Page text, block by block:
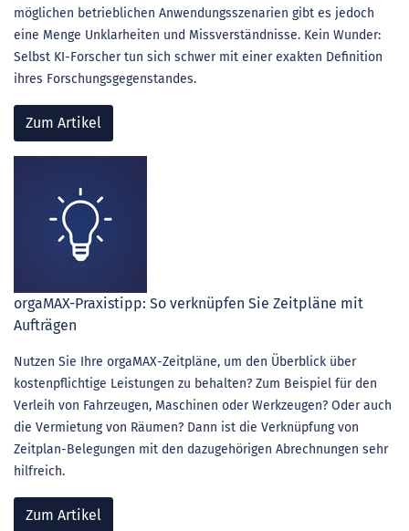
möglichen betrieblichen Anwendungsszenarien gibt es jedoch
eine Menge Unklarheiten und Missverständnisse. Kein Wunder:
Selbst KI-Forscher tun sich schwer mit einer exakten Definition
ihres Forschungsgegenstandes.
Zum Artikel
orgaMAX-Praxistipp: So verknüpfen Sie Zeitpläne mit
Aufträgen
Nutzen Sie Ihre orgaMAX-Zeitpläne, um den Überblick über
kostenpflichtige Leistungen zu behalten? Zum Beispiel für den
Verleih von Fahrzeugen, Maschinen oder Werkzeugen? Oder auch
die Vermietung von Räumen? Dann ist die Verknüpfung von
Zeitplan-Belegungen mit den dazugehörigen Abrechnungen sehr
hilfreich.
Zum Artikel